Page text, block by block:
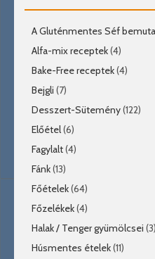
A Gluténmentes Séf
Alfa-mix receptek(4)
Bake-Free receptek(4)
Bejgli (7)
Desszert-Sütemény(122)
Előétel(6)
Fagylalt(4)
Fánk(13)
Főételek(64)
Főzelékek(4)
Halak / Tenger gyümölcsei (3)
Húsmentes ételek(11)